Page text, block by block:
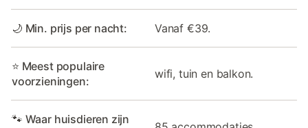
🌙 Min. prijs per nacht: Vanaf €39.
⭐ Meest populaire
voorzieningen:
wifi, tuin en balkon.
🐾 Waar huisdieren zijn